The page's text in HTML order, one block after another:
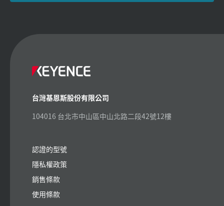
台灣基恩斯股份有限公司
104016 台北市中山區中山北路二段42號12樓
認證的型號
隱私權政策
銷售條款
使用條款